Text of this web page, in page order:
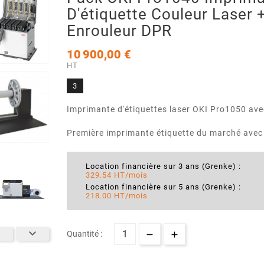

D'étiquette Couleur Laser
Enrouleur DPR
10 900,00 €
HT
3
Imprimante d'étiquettes laser OKI Pro1050
Première imprimante étiquette du marché
Location financière sur 3 ans (Grenke) :
329.54 HT/mois
Location financière sur 5 ans (Grenke) :
218.00 HT/mois
Quantité :